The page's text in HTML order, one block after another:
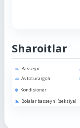
Sharoitlar
Basseyn
Avtoturargoh
Kondisioner
Bolalar basseyni (seksiya)